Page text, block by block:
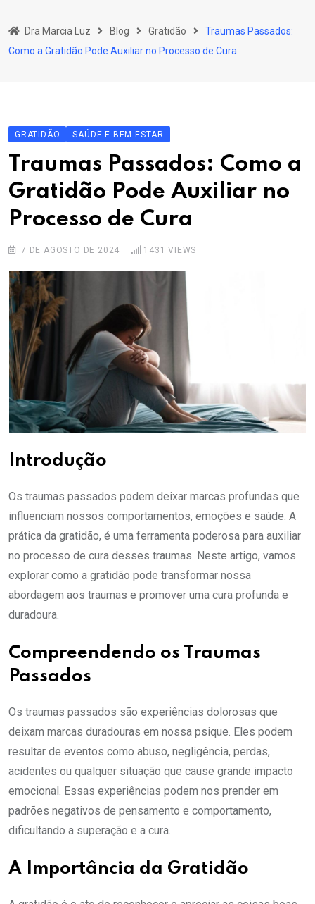
to
content
Dra Marcia Luz Blog Gratidão
Traumas Passados:
Como a Gratidão Pode Auxiliar no Processo de Cura
GRATIDÃO SAÚDE E BEM ESTAR
Traumas Passados: Como a
Gratidão Pode Auxiliar no
Processo de Cura
7 DE AGOSTO DE 2024 1431 VIEWS
Introdução
Os traumas passados podem deixar marcas profundas que
influenciam nossos comportamentos, emoções e saúde. A
prática da gratidão, é uma ferramenta poderosa para auxiliar
no processo de cura desses traumas. Neste artigo, vamos
explorar como a gratidão pode transformar nossa
abordagem aos traumas e promover uma cura profunda e
duradoura.
Compreendendo os Traumas
Passados
Os traumas passados são experiências dolorosas que
deixam marcas duradouras em nossa psique. Eles podem
resultar de eventos como abuso, negligência, perdas,
acidentes ou qualquer situação que cause grande impacto
emocional. Essas experiências podem nos prender em
padrões negativos de pensamento e comportamento,
dificultando a superação e a cura.
A Importância da Gratidão